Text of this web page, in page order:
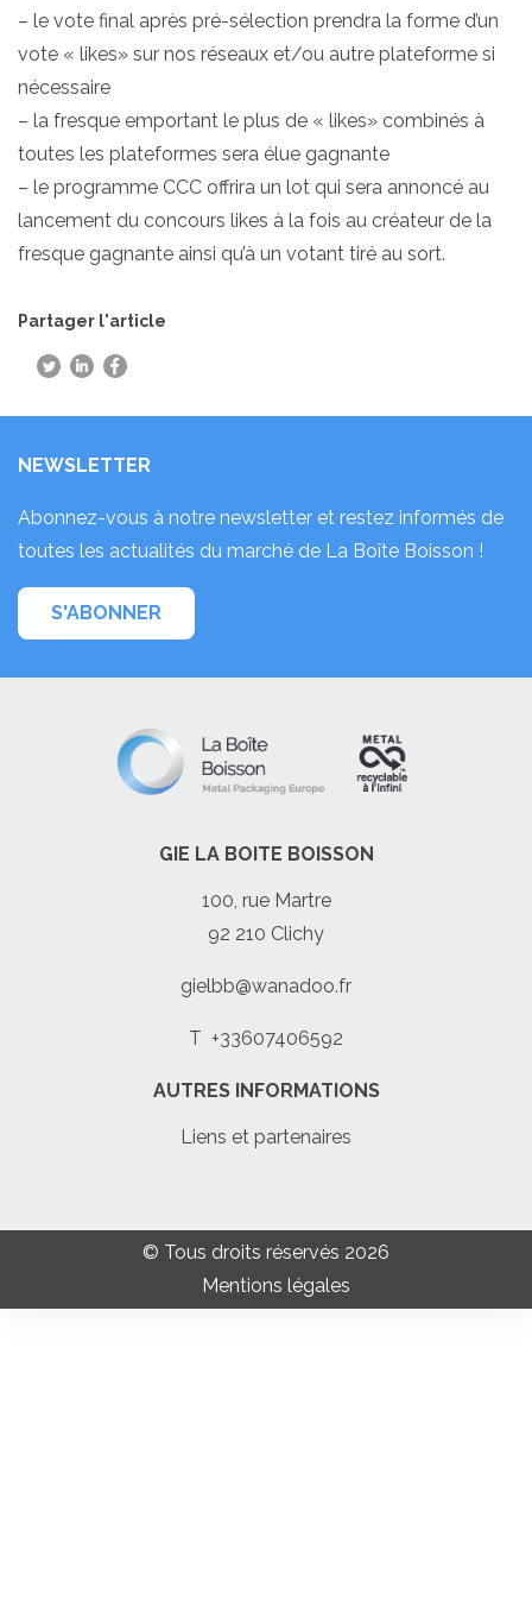
– le vote final après pré-sélection prendra la forme d’un
vote « likes» sur nos réseaux et/ou autre plateforme si
nécessaire
– la fresque emportant le plus de « likes» combinés à
toutes les plateformes sera élue gagnante
– le programme CCC offrira un lot qui sera annoncé au
lancement du concours likes à la fois au créateur de la
fresque gagnante ainsi qu’à un votant tiré au sort.
Partager l'article
NEWSLETTER
Abonnez-vous à notre newsletter et restez informés de
toutes les actualités du marché de La Boîte Boisson !
S'ABONNER
GIE LA BOITE BOISSON
100, rue Martre
92 210 Clichy
gielbb@wanadoo.fr
T +33607406592
AUTRES INFORMATIONS
Liens et partenaires
© Tous droits réservés 2026
Mentions légales